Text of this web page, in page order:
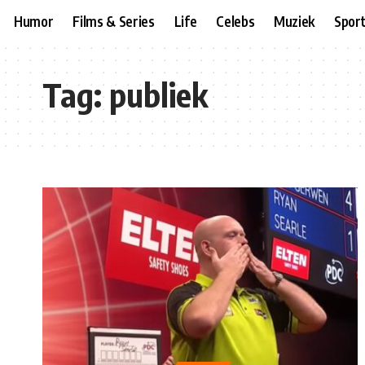
Humor Films & Series Life Celebs Muziek
Tag:publiek